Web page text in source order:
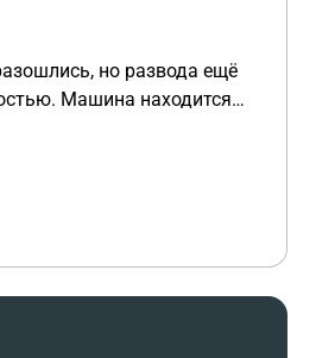
но развода ещё
Машина находится
мы разводимся